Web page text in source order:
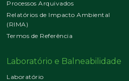
Processos Arquivados
Relatórios de Impacto Ambiental
(RIMA)
Termos de Referência
Laboratório e Balneabilidade
Laboratório